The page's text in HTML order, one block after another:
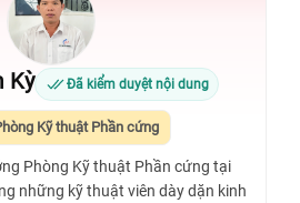
Kỳ Đã kiểm duyệt nội dung
Kỹ thuật Phần cứng
Phòng Kỹ thuật Phần cứng tại
những kỹ thuật viên dày dặn kinh